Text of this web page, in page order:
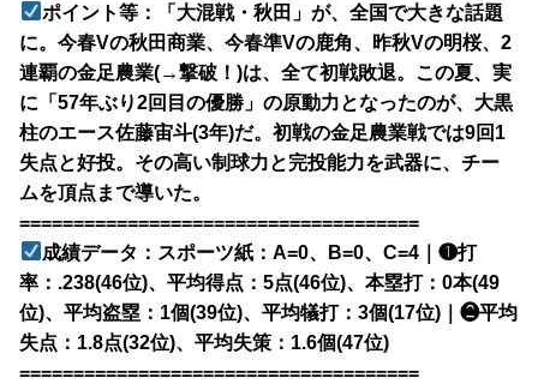
ポイント等：「大混戦・秋田」が、全国で大きな話題
に。今春Vの秋田商業、今春準Vの鹿角、昨秋Vの明桜、2
連覇の金足農業(→撃破！)は、全て初戦敗退。この夏、実
に「57年ぶり2回目の優勝」の原動力となったのが、大黒
柱のエース佐藤宙斗(3年)だ。初戦の金足農業戦では9回1
失点と好投。その高い制球力と完投能力を武器に、チー
ムを頂点まで導いた。
=====================================
成績データ：スポーツ紙：A=0、B=0、C=4｜❶打
率：.238(46位)、平均得点：5点(46位)、本塁打：0本(49
位)、平均盗塁：1個(39位)、平均犠打：3個(17位)｜❷平均
失点：1.8点(32位)、平均失策：1.6個(47位)
=====================================